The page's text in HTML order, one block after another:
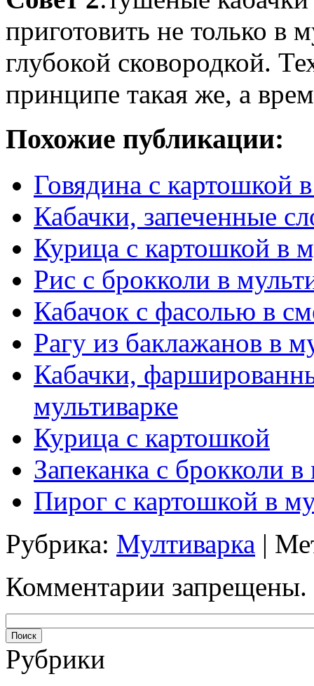
приготовить не только в
глубокой сковородкой.
принципе такая же, а
Похожие публикации:
Говядина с картошкой
Кабачки, запеченные
Курица с картошкой в
Рис с брокколи в
Кабачок с фасолью в
Рагу из баклажанов в
Кабачки,
мультиварке
Курица с картошкой
Запеканка с брокколи в
Пирог с картошкой в
Рубрика: Мултиварка |
Комментарии запрещены.
Рубрики